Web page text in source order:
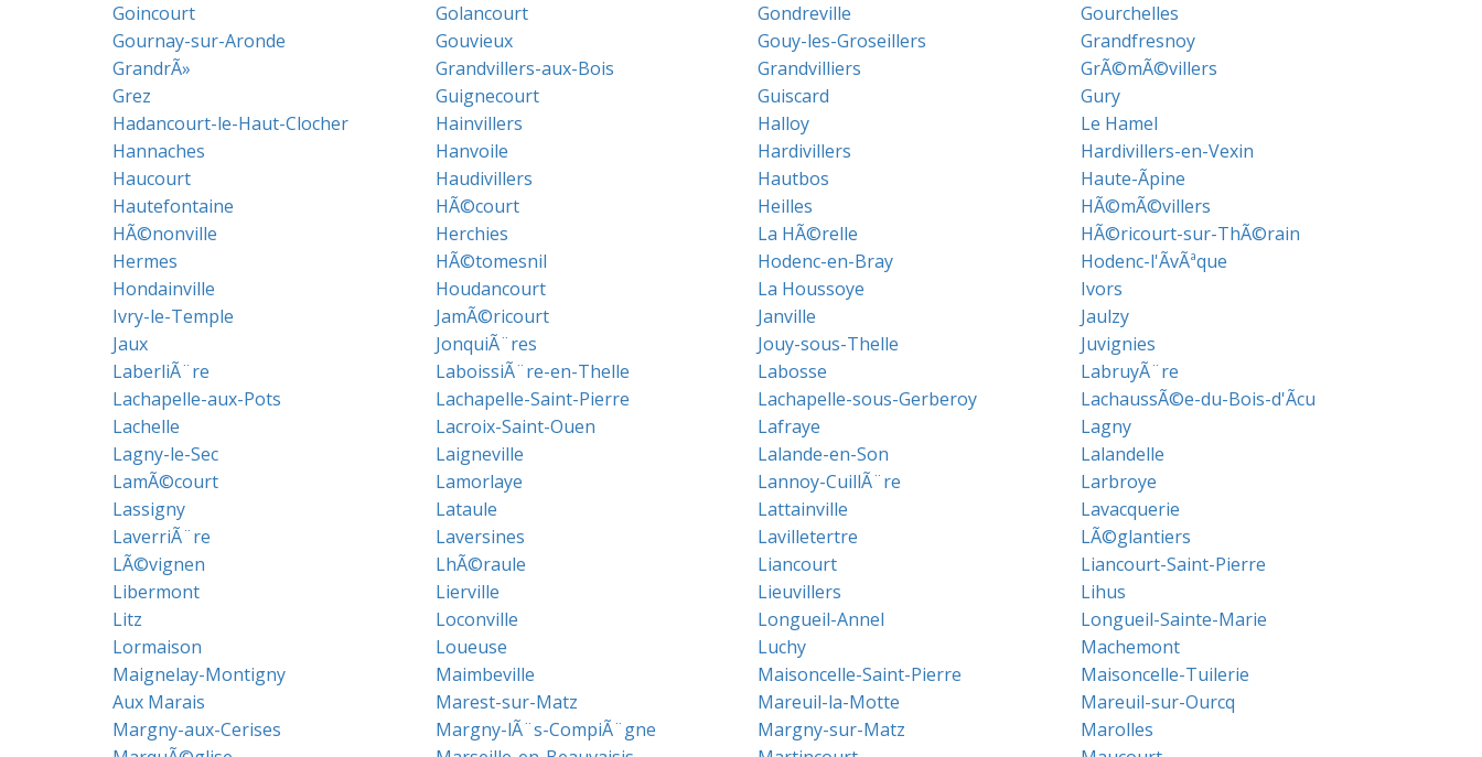
Goincourt
Golancourt Gondreville
Gourchelles
Gournay-sur-Aronde
Gouvieux Gouy-les-Groseillers
Grandfresnoy
GrandrÃ»
Grandvillers-aux-Bois Grandvilliers
GrÃ©mÃ©villers
Grez
Guignecourt Guiscard
Gury
Hadancourt-le-Haut-Clocher
Hainvillers Halloy
Le Hamel
Hannaches
Hanvoile Hardivillers
Hardivillers-en-Vexin
Haucourt
Haudivillers Hautbos
Haute-Ãpine
Hautefontaine
HÃ©court Heilles
HÃ©mÃ©villers
HÃ©nonville
Herchies La HÃ©relle
HÃ©ricourt-sur-ThÃ©rain
Hermes
HÃ©tomesnil Hodenc-en-Bray
Hodenc-l'ÃvÃªque
Hondainville
Houdancourt La Houssoye
Ivors
Ivry-le-Temple
JamÃ©ricourt Janville
Jaulzy
Jaux
JonquiÃ¨res Jouy-sous-Thelle
Juvignies
LaberliÃ¨re
LaboissiÃ¨re-en-Thelle Labosse
LabruyÃ¨re
Lachapelle-aux-Pots
Lachapelle-Saint-Pierre Lachapelle-sous-Gerberoy
LachaussÃ©e-du-Bois-d'Ãcu
Lachelle
Lacroix-Saint-Ouen Lafraye
Lagny
Lagny-le-Sec
Laigneville Lalande-en-Son
Lalandelle
LamÃ©court
Lamorlaye Lannoy-CuillÃ¨re
Larbroye
Lassigny
Lataule Lattainville
Lavacquerie
LaverriÃ¨re
Laversines Lavilletertre
LÃ©glantiers
LÃ©vignen
LhÃ©raule Liancourt
Liancourt-Saint-Pierre
Libermont
Lierville Lieuvillers
Lihus
Litz
Loconville Longueil-Annel
Longueil-Sainte-Marie
Lormaison
Loueuse Luchy
Machemont
Maignelay-Montigny
Maimbeville Maisoncelle-Saint-Pierre
Maisoncelle-Tuilerie
Aux Marais
Marest-sur-Matz Mareuil-la-Motte
Mareuil-sur-Ourcq
Margny-aux-Cerises
Margny-lÃ¨s-CompiÃ¨gne Margny-sur-Matz
Marolles